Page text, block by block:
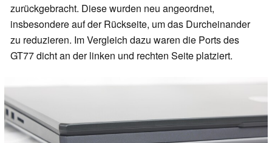
zurückgebracht. Diese wurden neu angeordnet,
insbesondere auf der Rückseite, um das Durcheinander
zu reduzieren. Im Vergleich dazu waren die Ports des
GT77 dicht an der linken und rechten Seite platziert.